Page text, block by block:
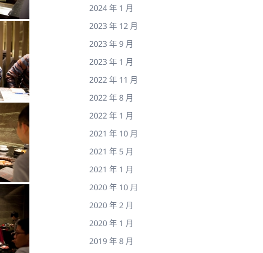
2024 年 1 月
2023 年 12 月
2023 年 9 月
2023 年 1 月
2022 年 11 月
2022 年 8 月
2022 年 1 月
2021 年 10 月
2021 年 5 月
2021 年 1 月
2020 年 10 月
2020 年 2 月
2020 年 1 月
2019 年 8 月